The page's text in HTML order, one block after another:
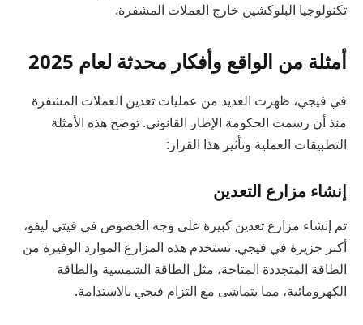
تكنولوجيا البلوكشين خارج العملات المشفرة.
أمثلة من الواقع وأفكار محدثة لعام 2025
في فيجي، ظهرت العديد من عمليات تعدين العملات المشفرة
منذ أن رسمت الحكومة الإطار القانوني. توضح هذه الأمثلة
التطبيقات العملية وتأثير هذا القرار:
إنشاء مزارع التعدين
تم إنشاء مزارع تعدين كبيرة على وجه الخصوص في فيتي ليفو،
أكبر جزيرة في فيجي. تستخدم هذه المزارع الموارد الوفيرة من
الطاقة المتجددة المتاحة، مثل الطاقة الشمسية والطاقة
الكهرومائية، مما يتماشى مع التزام فيجي بالاستدامة.